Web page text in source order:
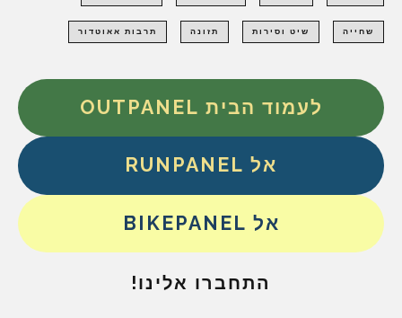
שחייה שיט וסירות תזונה תרבות אאוטדור
לעמוד הבית OUTPANEL
אל RUNPANEL
אל BIKEPANEL
התחברו אלינו!